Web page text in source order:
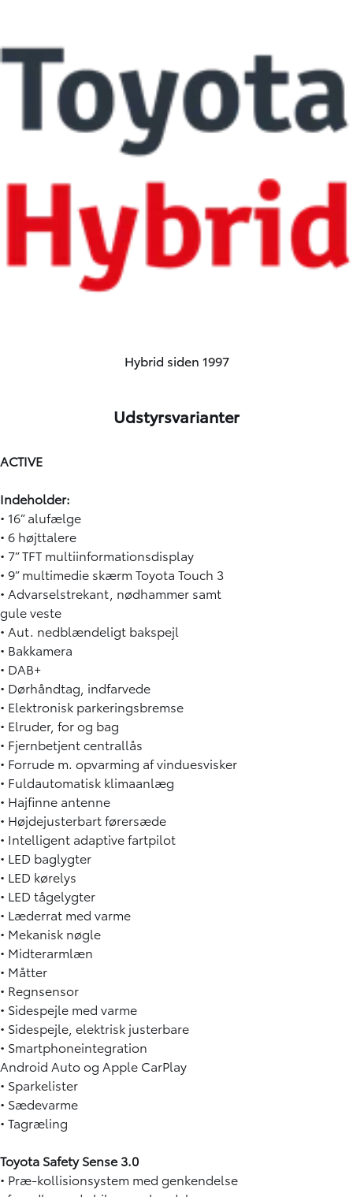
Hybrid siden 1997
Udstyrsvarianter
ACTIVE
Indeholder:
• 16” alufælge
• 6 højttalere
• 7” TFT multiinformationsdisplay
• 9” multimedie skærm Toyota Touch 3
• Advarselstrekant, nødhammer samt
gule veste
• Aut. nedblændeligt bakspejl
• Bakkamera
• DAB+
• Dørhåndtag, indfarvede
• Elektronisk parkeringsbremse
• Elruder, for og bag
• Fjernbetjent centrallås
• Forrude m. opvarming af vinduesvisker
• Fuldautomatisk klimaanlæg
• Hajfinne antenne
• Højdejusterbart førersæde
• Intelligent adaptive fartpilot
• LED baglygter
• LED kørelys
• LED tågelygter
• Læderrat med varme
• Mekanisk nøgle
• Midterarmlæn
• Måtter
• Regnsensor
• Sidespejle med varme
• Sidespejle, elektrisk justerbare
• Smartphoneintegration
Android Auto og Apple CarPlay
• Sparkelister
• Sædevarme
• Tagræling
Toyota Safety Sense 3.0
• Præ-kollisionsystem med genkendelse